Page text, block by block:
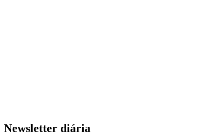
Newsletter diária